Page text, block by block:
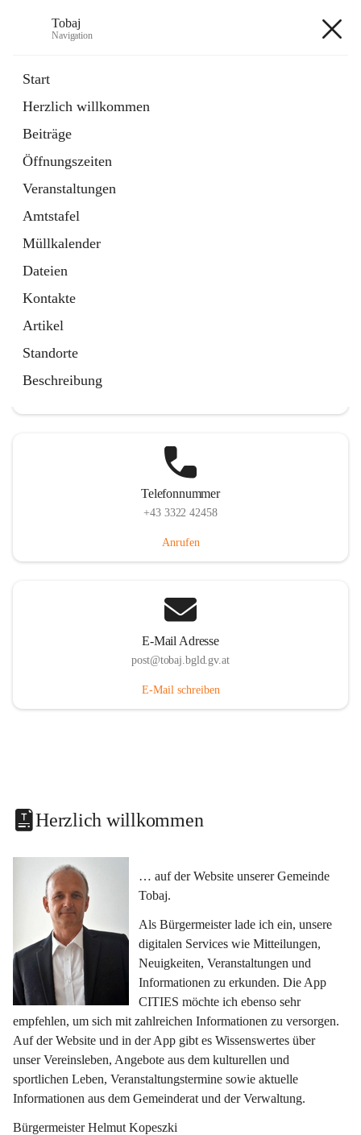
Tobaj
Navigation
Start
Herzlich willkommen
Beiträge
Öffnungszeiten
Veranstaltungen
Amtstafel
Müllkalender
Dateien
Kontakte
Artikel
Standorte
Beschreibung
Externe Webseite
in
Tab
Formulare
2 Schnellzugriffe
Telefonnummer
+43 3322 42458
Anrufen
E-Mail Adresse
post@tobaj.bgld.gv.at
E-Mail schreiben
Herzlich willkommen
… auf der Website unserer Gemeinde
Tobaj.
Als Bürgermeister lade ich ein, unsere
digitalen Services wie Mitteilungen,
Neuigkeiten, Veranstaltungen und
Informationen zu erkunden. Die App
CITIES möchte ich ebenso sehr
empfehlen, um sich mit zahlreichen Informationen zu versorgen.
Auf der Website und in der App gibt es Wissenswertes über
unser Vereinsleben, Angebote aus dem kulturellen und
sportlichen Leben, Veranstaltungstermine sowie aktuelle
Informationen aus dem Gemeinderat und der Verwaltung.
Bürgermeister Helmut Kopeszki